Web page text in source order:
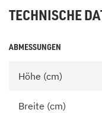
TECHNISCHE
ABMESSUNGEN
Höhe (cm)
Breite (cm)